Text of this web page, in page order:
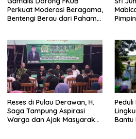
Perkuat Moderasi Beragama,
Bentengi Berau dari Paham
Reses di Pulau Derawan, H.
Saga Tampung Aspirasi
Warga dan Ajak Masyarakat
Bantu